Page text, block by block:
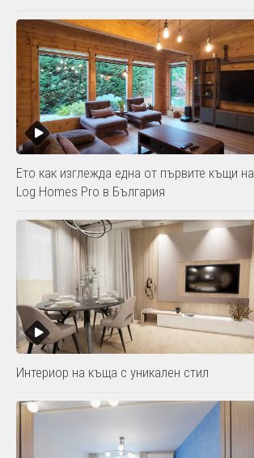
Ето как изглежда една от първите къщи на
Log Homes Pro в България
Интериор на къща с уникален стил